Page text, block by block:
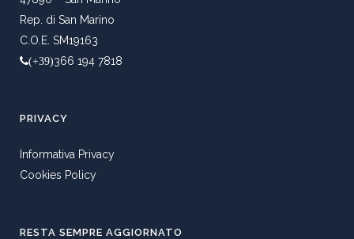
Rep. di San Marino
C.O.E. SM19163
(+39)366 194 7818
PRIVACY
Informativa Privacy
Cookies Policy
RESTA SEMPRE AGGIORNATO